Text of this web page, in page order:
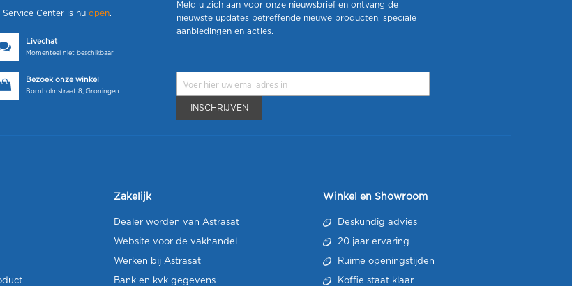
Center is nu open.
Livechat
Momenteel niet beschikbaar
Bezoek onze winkel
Bornholmstraat 8, Groningen
Meld u zich aan voor onze nieuwsbrief en ontvang de
nieuwste updates betreffende nieuwe producten, speciale
aanbiedingen en acties.
INSCHRIJVEN
Zakelijk
Dealer worden van Astrasat
Website voor de vakhandel
Werken bij Astrasat
Bank en kvk gegevens
Winkel en Showroom
Deskundig advies
20 jaar ervaring
Ruime openingstijden
Koffie staat klaar